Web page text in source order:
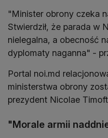
"Minister obrony czeka
Stwierdził, że parada w
nielegalna, a obecność
dyplomaty naganna" -
Portal noi.md
ministerstwa obrony
prezydent Nicolae
"Morale armii